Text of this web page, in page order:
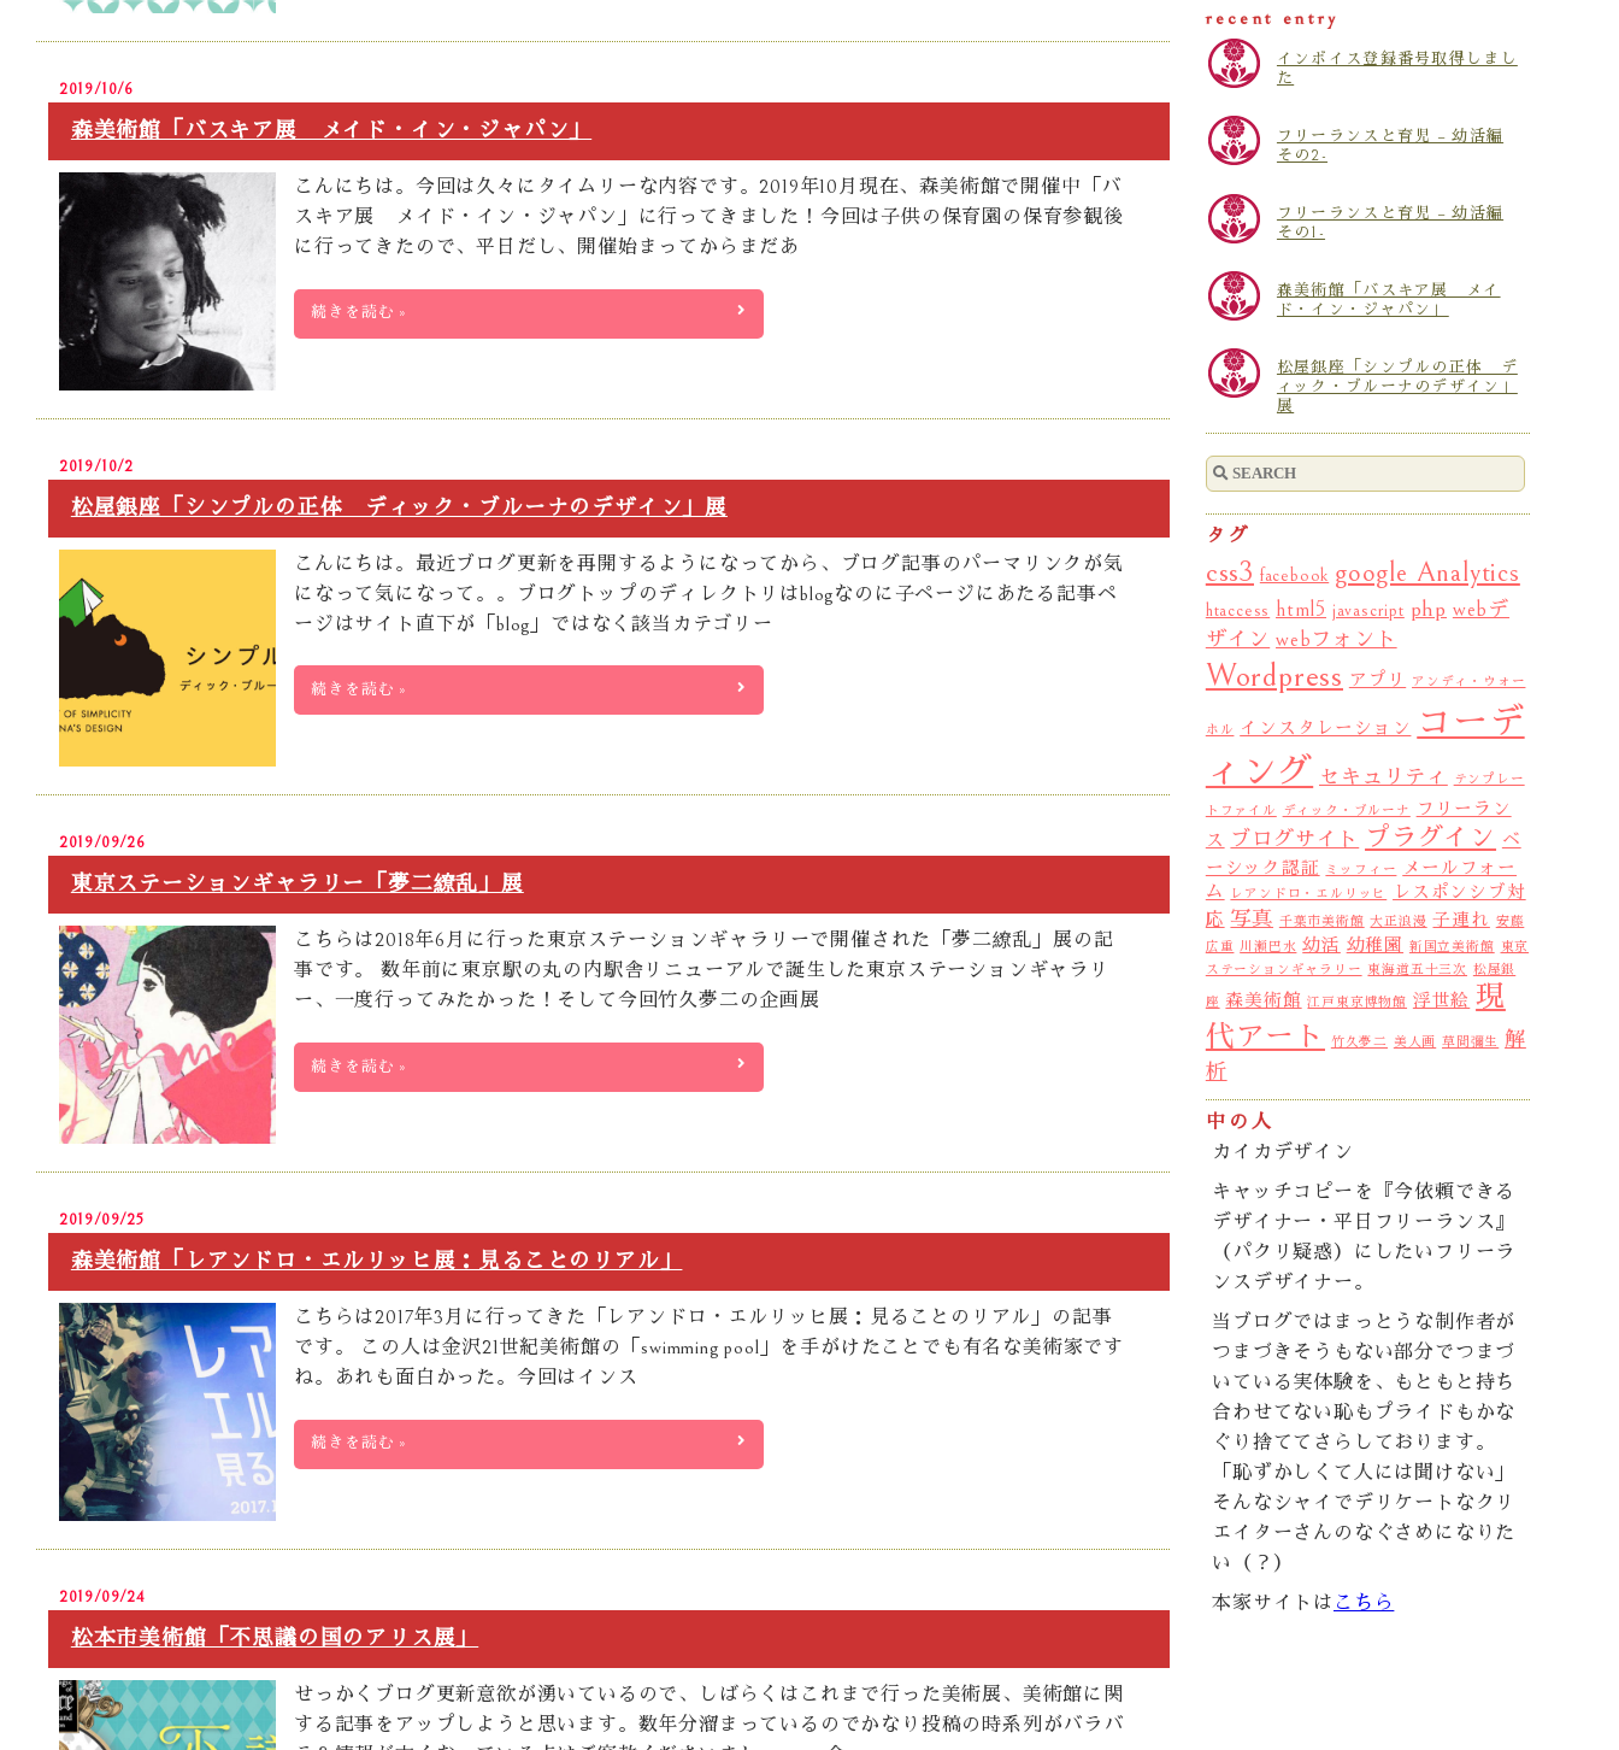
2019/10/6
森美術館「バスキア展 メイド・イン・ジャパン」
こんにちは。今回は久々にタイムリーな内容です。2019年10月現在、森美術館で開催中「バ
スキア展 メイド・イン・ジャパン」に行ってきました！今回は子供の保育園の保育参観後
に行ってきたので、平日だし、開催始まってからまだあ
続きを読む »
2019/10/2
松屋銀座「シンプルの正体 ディック・ブルーナのデザイン」展
こんにちは。最近ブログ更新を再開するようになってから、ブログ記事のパーマリンクが気
になって気になって。。ブログトップのディレクトリはblogなのに子ページにあたる記事ペ
ージはサイト直下が「blog」ではなく該当カテゴリー
続きを読む »
2019/09/26
東京ステーションギャラリー「夢二繚乱」展
こちらは2018年6月に行った東京ステーションギャラリーで開催された「夢二繚乱」展の記
事です。 数年前に東京駅の丸の内駅舎リニューアルで誕生した東京ステーションギャラリ
ー、一度行ってみたかった！そして今回竹久夢二の企画展
続きを読む »
2019/09/25
森美術館「レアンドロ・エルリッヒ展：見ることのリアル」
こちらは2017年3月に行ってきた「レアンドロ・エルリッヒ展：見ることのリアル」の記事
です。 この人は金沢21世紀美術館の「swimming pool」を手がけたことでも有名な美術家です
ね。あれも面白かった。今回はインス
続きを読む »
2019/09/24
松本市美術館「不思議の国のアリス展」
せっかくブログ更新意欲が湧いているので、しばらくはこれまで行った美術展、美術館に関
する記事をアップしようと思います。数年分溜まっているのでかなり投稿の時系列がバラバ
recent entry
インボイス登録番号取得しまし
た
フリーランスと育児 – 幼活編
その2-
フリーランスと育児 – 幼活編
その1-
森美術館「バスキア展 メイ
ド・イン・ジャパン」
松屋銀座「シンプルの正体 デ
ィック・ブルーナのデザイン」
展
タグ
css3 facebook google Analytics
htaccess html5 javascript php webデ
ザイン webフォント
Wordpress アプリ アンディ・ウォー
ホル インスタレーション
コーデ
ィング セキュリティ テンプレー
トファイル ディック・ブルーナ
フリーラン
ス ブログサイト プラグイン ベ
ーシック認証
ミッフィー
メールフォー
ム
レアンドロ・エルリッヒ
レスポンシブ対
応 写真 千葉市美術館 大正浪漫 子連れ 安藤
広重 川瀬巴水 幼活 幼稚園 新国立美術館 東京
ステーションギャラリー 東海道五十三次 松屋銀
座 森美術館 江戸東京博物館 浮世絵 現
代アート
竹久夢二 美人画 草間彌生
解
析
中の人
カイカデザイン
キャッチコピーを『今依頼できる
デザイナー・平日フリーランス』
（パクリ疑惑）にしたいフリーラ
ンスデザイナー。
当ブログではまっとうな制作者が
つまづきそうもない部分でつまづ
いている実体験を、もともと持ち
合わせてない恥もプライドもかな
ぐり捨ててさらしております。
「恥ずかしくて人には聞けない」
そんなシャイでデリケートなクリ
エイターさんのなぐさめになりた
い（？）
本家サイトは こちら